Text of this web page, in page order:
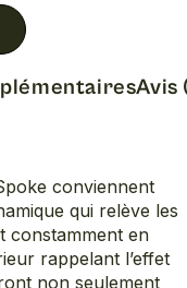
Avis
conviennent
qui relève les
constamment en
rappelant l’effet
non seulement